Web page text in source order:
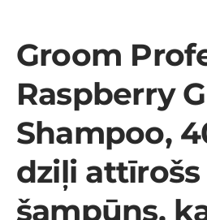
Groom
Raspberry
Shampoo,
dziļi attīrošs
šampūns,